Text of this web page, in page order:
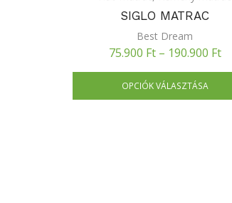
SIGLO MATRAC
Best Dream
75.900 Ft– 190.900 Ft
OPCIÓK VÁLASZTÁSA